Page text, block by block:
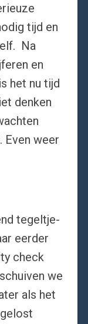
tijd en
Na
en
het nu tijd
denken
Even weer
tegeltje-
eerder
check
we
als het